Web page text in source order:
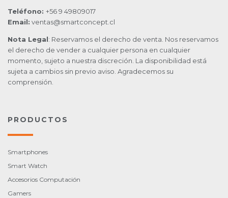
Teléfono: +56 9 49809017
Email: ventas@smartconcept.cl
Nota Legal: Reservamos el derecho de venta. Nos reservamos
el derecho de vender a cualquier persona en cualquier
momento, sujeto a nuestra discreción. La disponibilidad está
sujeta a cambios sin previo aviso. Agradecemos su
comprensión.
PRODUCTOS
Smartphones
Smart Watch
Accesorios Computación
Gamers